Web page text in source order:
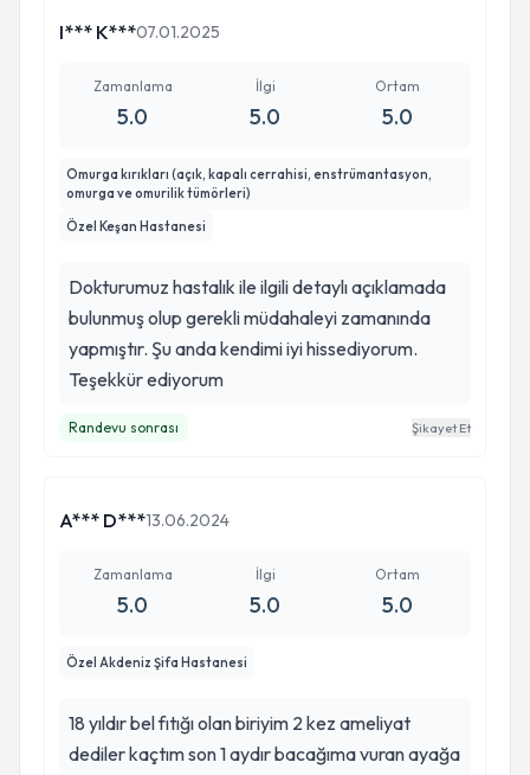
I*** K***07.01.2025
Zamanlama
5.0
İlgi
5.0
Ortam
5.0
Omurga kırıkları (açık, kapalı cerrahisi, enstrümantasyon,
omurga ve omurilik tümörleri)
Özel Keşan Hastanesi
Dokturumuz hastalık ile ilgili detaylı açıklamada
bulunmuş olup gerekli müdahaleyi zamanında
yapmıştır. Şu anda kendimi iyi hissediyorum.
Teşekkür ediyorum
Randevu sonrası Şikayet Et
A*** D***13.06.2024
Zamanlama
5.0
İlgi
5.0
Ortam
5.0
Özel Akdeniz Şifa Hastanesi
18 yıldır bel fıtığı olan biriyim 2 kez ameliyat
dediler kaçtım son 1 aydır bacağıma vuran ayağa